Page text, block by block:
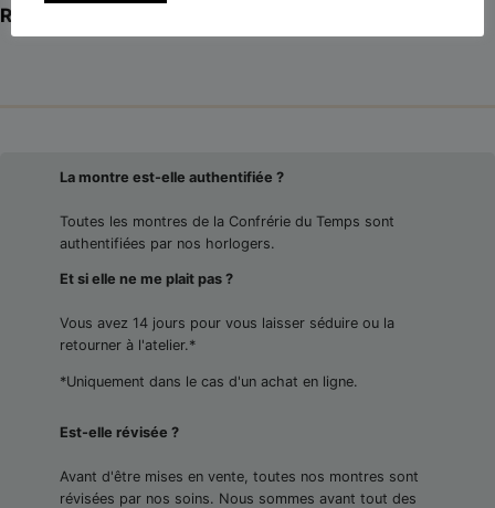
Révisée et garantie 3 ans
La montre est-elle authentifiée ?
Toutes les montres de la Confrérie du Temps sont
authentifiées par nos horlogers.
Et si elle ne me plait pas ?
Vous avez 14 jours pour vous laisser séduire ou la
retourner à l'atelier.*
*Uniquement dans le cas d'un achat en ligne.
Est-elle révisée ?
Avant d'être mises en vente, toutes nos montres sont
révisées par nos soins. Nous sommes avant tout des